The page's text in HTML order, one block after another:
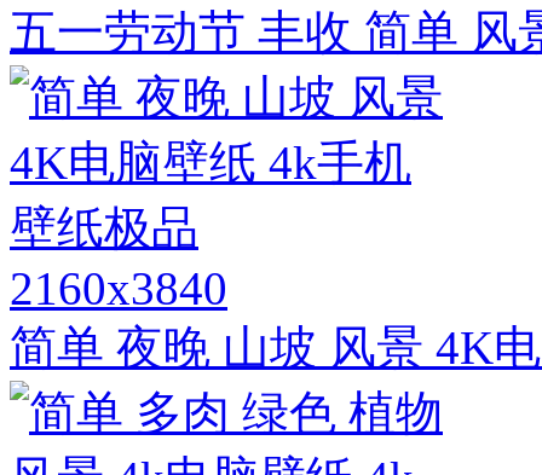
五一劳动节 丰收 简单 风
2160x3840
简单 夜晚 山坡 风景 4K